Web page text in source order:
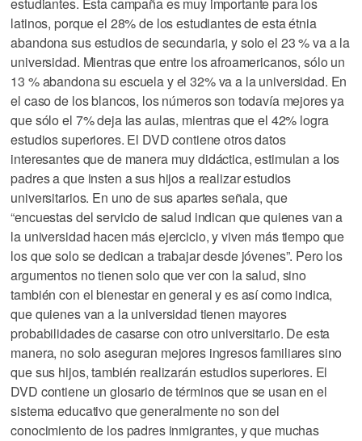
latinos, porque el 28% de los estudiantes de esta étnia
abandona sus estudios de secundaria, y solo el 23 % va a la
universidad. Mientras que entre los afroamericanos, sólo un
13 % abandona su escuela y el 32% va a la universidad. En
el caso de los blancos, los números son todavía mejores ya
que sólo el 7% deja las aulas, mientras que el 42% logra
estudios superiores. El DVD contiene otros datos
interesantes que de manera muy didáctica, estimulan a los
padres a que insten a sus hijos a realizar estudios
universitarios. En uno de sus apartes señala, que
“encuestas del servicio de salud indican que quienes van a
la universidad hacen más ejercicio, y viven más tiempo que
los que solo se dedican a trabajar desde jóvenes”. Pero los
argumentos no tienen solo que ver con la salud, sino
también con el bienestar en general y es así como indica,
que quienes van a la universidad tienen mayores
probabilidades de casarse con otro universitario. De esta
manera, no solo aseguran mejores ingresos familiares sino
que sus hijos, también realizarán estudios superiores. El
DVD contiene un glosario de términos que se usan en el
sistema educativo que generalmente no son del
conocimiento de los padres inmigrantes, y que muchas